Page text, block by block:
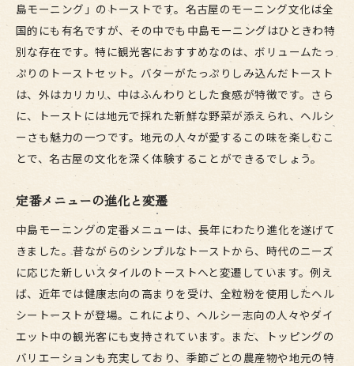
島モーニング」のトーストです。名古屋のモーニング文化は全
国的にも有名ですが、その中でも中島モーニングはひときわ特
別な存在です。特に観光客におすすめなのは、ボリュームたっ
ぷりのトーストセット。バターがたっぷりしみ込んだトースト
は、外はカリカリ、中はふんわりとした食感が特徴です。さら
に、トーストには地元で採れた新鮮な野菜が添えられ、ヘルシ
ーさも魅力の一つです。地元の人々が愛するこの味を楽しむこ
とで、名古屋の文化を深く体験することができるでしょう。
定番メニューの進化と変遷
中島モーニングの定番メニューは、長年にわたり進化を遂げて
きました。昔ながらのシンプルなトーストから、時代のニーズ
に応じた新しいスタイルのトーストへと変遷しています。例え
ば、近年では健康志向の高まりを受け、全粒粉を使用したヘル
シートーストが登場。これにより、ヘルシー志向の人々やダイ
エット中の観光客にも支持されています。また、トッピングの
バリエーションも充実しており、季節ごとの農産物や地元の特